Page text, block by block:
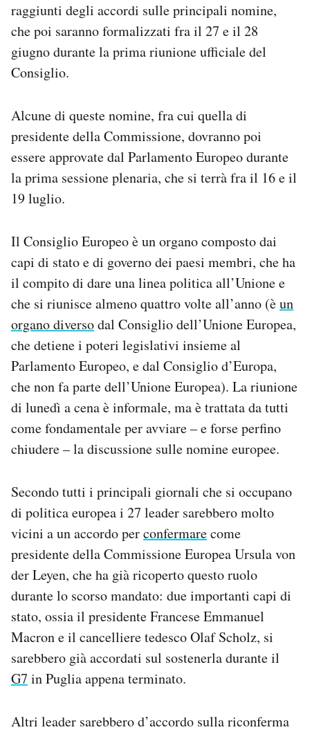
raggiunti degli accordi sulle principali nomine,
che poi saranno formalizzati fra il 27 e il 28
giugno durante la prima riunione ufficiale del
Consiglio.
Alcune di queste nomine, fra cui quella di
presidente della Commissione, dovranno poi
essere approvate dal Parlamento Europeo durante
la prima sessione plenaria, che si terrà fra il 16 e il
19 luglio.
Il Consiglio Europeo è un organo composto dai
capi di stato e di governo dei paesi membri, che ha
il compito di dare una linea politica all’Unione e
che si riunisce almeno quattro volte all’anno (èun
organo diversodal Consiglio dell’Unione Europea,
che detiene i poteri legislativi insieme al
Parlamento Europeo, e dal Consiglio d’Europa,
che non fa parte dell’Unione Europea). La riunione
di lunedì a cena è informale, ma è trattata da tutti
come fondamentale per avviare – e forse perfino
chiudere – la discussione sulle nomine europee.
Secondo tutti i principali giornali che si occupano
di politica europea i 27 leader sarebbero molto
vicini a un accordo perconfermarecome
presidente della Commissione Europea Ursula von
der Leyen, che ha già ricoperto questo ruolo
durante lo scorso mandato: due importanti capi di
stato, ossia il presidente Francese Emmanuel
Macron e il cancelliere tedesco Olaf Scholz, si
sarebbero già accordati sul sostenerla durante il
G7 in Puglia appena terminato.
Altri leader sarebbero d’accordo sulla riconferma